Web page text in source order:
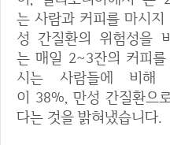
는 사람과 커피를 마시
성 간질환의 위험성을
는 매일 2~3잔의 커피
시는 사람들에 비해
이 38%, 만성 간질환으
다는 것을 밝혀냈습니다.